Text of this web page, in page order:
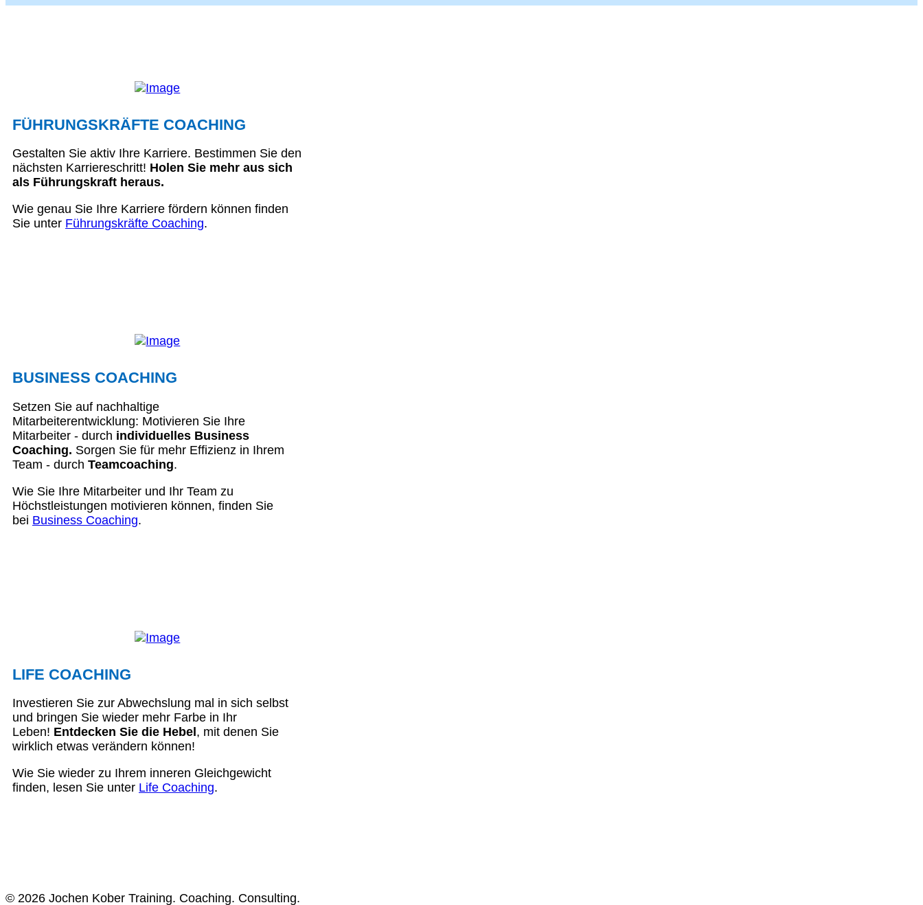
FÜHRUNGSKRÄFTE COACHING
Gestalten Sie aktiv Ihre Karriere. Bestimmen Sie den
nächsten Karriereschritt! Holen Sie mehr aus sich
als Führungskraft heraus.
Wie genau Sie Ihre Karriere fördern können finden
Sie unter Führungskräfte Coaching.
BUSINESS COACHING
Setzen Sie auf nachhaltige
Mitarbeiterentwicklung: Motivieren Sie Ihre
Mitarbeiter - durch individuelles Business
Coaching. Sorgen Sie für mehr Effizienz in Ihrem
Team - durch Teamcoaching.
Wie Sie Ihre Mitarbeiter und Ihr Team zu
Höchstleistungen motivieren können, finden Sie
bei Business Coaching.
LIFE COACHING
Investieren Sie zur Abwechslung mal in sich selbst
und bringen Sie wieder mehr Farbe in Ihr
Leben! Entdecken Sie die Hebel, mit denen Sie
wirklich etwas verändern können!
Wie Sie wieder zu Ihrem inneren Gleichgewicht
finden, lesen Sie unter Life Coaching.
© 2026 Jochen Kober Training. Coaching. Consulting.